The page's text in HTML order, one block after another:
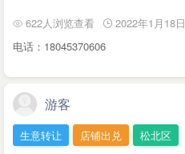
622人浏览查看 2022年1月18日
电话：18045370606
游客
生意转让 店铺出兑 松北区